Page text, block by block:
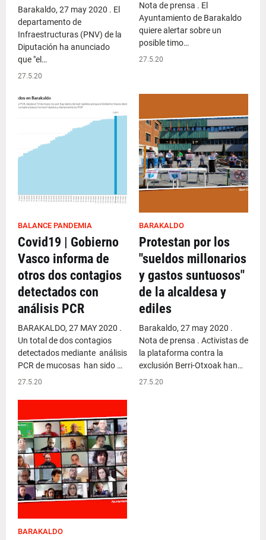
Barakaldo, 27 may 2020 . El
departamento de
Infraestructuras (PNV) de la
Diputación ha anunciado
que "el…
27.5.20
Nota de prensa . El
Ayuntamiento de Barakaldo
quiere alertar sobre un
posible timo…
27.5.20
BALANCE PANDEMIA
Covid19 | Gobierno
Vasco informa de
otros dos contagios
detectados con
análisis PCR
BARAKALDO, 27 MAY 2020 .
Un total de dos contagios
detectados mediante análisis
PCR de mucosas han sido …
27.5.20
BARAKALDO
Protestan por los
"sueldos millonarios
y gastos suntuosos"
de la alcaldesa y
ediles
Barakaldo, 27 may 2020 .
Nota de prensa . Activistas de
la plataforma contra la
exclusión Berri-Otxoak han…
27.5.20
BARAKALDO